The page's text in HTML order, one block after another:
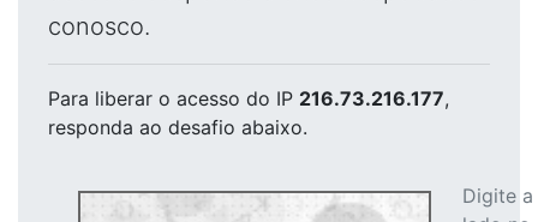
conosco.
Para liberar o acesso do IP 216.73.216.177,
responda ao desafio abaixo.
Digite